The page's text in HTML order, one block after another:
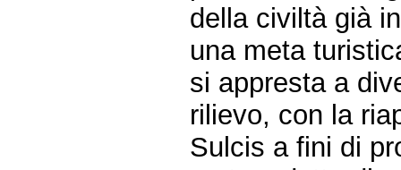
della civiltà già
una meta
si appresta a
rilievo, con la
Sulcis a fini di